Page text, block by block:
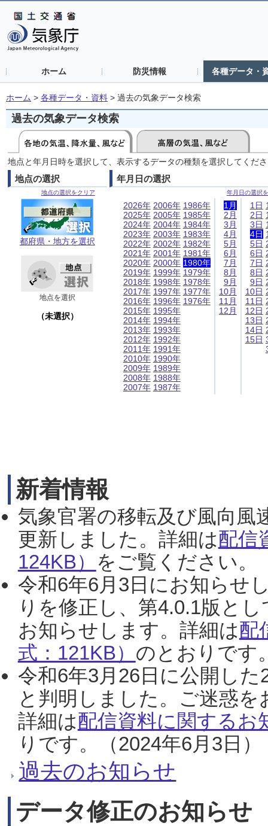
ホーム 防災情報 各種データ・
ホーム > 各種データ・資料 > 過去の気象データ検索
過去の気象データ検索
地点と年月日時を選択して、表示するデータの種類を選択してくだ
地点の選択
地点の選択をクリア
都府県・地方を選択
地点を選択
（未選択）
年月日の選択
年月日の選択
2026年
2025年
2024年
2023年
2022年
2021年
2020年
2019年
2018年
2017年
2016年
2015年
2014年
2013年
2012年
2011年
2010年
2009年
2008年
2007年
2006年
2005年
2004年
2003年
2002年
2001年
2000年
1999年
1998年
1997年
1996年
1995年
1994年
1993年
1992年
1991年
1990年
1989年
1988年
1987年
1986年
1985年
1984年
1983年
1982年
1981年
1980年
1979年
1978年
1977年
1976年
1月
2月
3月
4月
5月
6月
7月
8月
9月
10月
11月
12月
1日
2日
3日
4日
5日
6日
7日
8日
9日
10日
11日
12日
13日
14日
15日
新着情報
気象官署の移転及び風向風
更新しました。詳細は配信
124KB） をご覧ください。
令和6年6月3日にお知らせ
りを修正し、第4.0.1版と
お知らせします。詳細は配
式：121KB） のとおりです
令和6年3月26日に公開し
と判明しました。ご迷惑
詳細は配信資料に関するお
りです。（2024年6月3日）
過去のお知らせ
データ修正のお知らせ